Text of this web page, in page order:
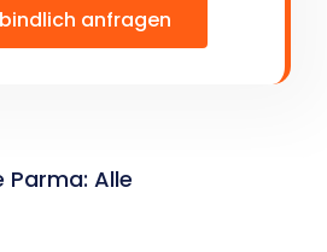
anfragen
Parma: Alle